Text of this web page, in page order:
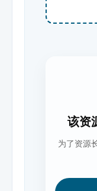
该资
为了资源